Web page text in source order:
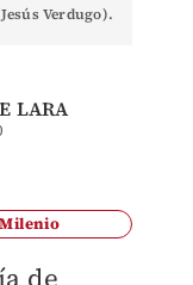
Verdugo).
LARA
de